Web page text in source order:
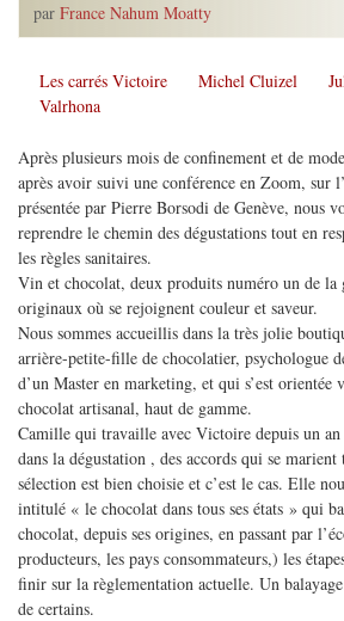
par France Nahum Moatty
Les carrés Victoire Michel Cluizel
Valrhona
Après plusieurs mois de confinement et de
après avoir suivi une conférence en Zoom, sur
présentée par Pierre Borsodi de Genève, nous
reprendre le chemin des dégustations tout en
les règles sanitaires.
Vin et chocolat, deux produits numéro un de la
originaux où se rejoignent couleur et saveur.
Nous sommes accueillis dans la très jolie
arrière-petite-fille de chocolatier, psychologue
d’un Master en marketing, et qui s’est orientée
chocolat artisanal, haut de gamme.
Camille qui travaille avec Victoire depuis un
dans la dégustation , des accords qui se
sélection est bien choisie et c’est le cas. Elle
intitulé « le chocolat dans tous ses états » qui
chocolat, depuis ses origines, en passant par
producteurs, les pays consommateurs,) les
finir sur la règlementation actuelle. Un
de certains.